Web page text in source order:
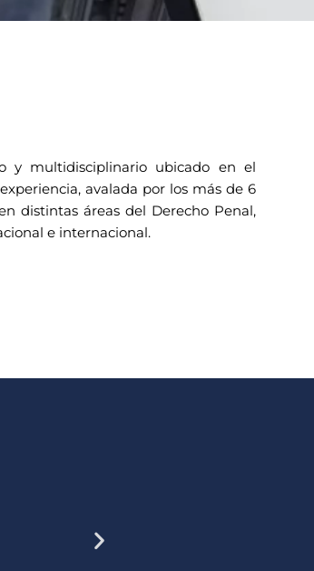
y multidisciplinario ubicado en el
avalada por los más de 6
distintas áreas del Derecho Penal,
e internacional.